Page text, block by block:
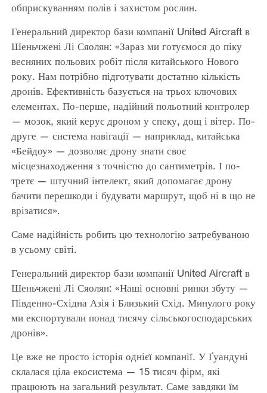
обприскуванням полів і захистом рослин.
Генеральний директор бази компанії United Aircraft в
Шеньчжені Лі Сяолян: «Зараз ми готуємося до піку
весняних польових робіт після китайського Нового
року. Нам потрібно підготувати достатню кількість
дронів. Ефективність базується на трьох ключових
елементах. По-перше, надійний польотний контролер
— мозок, який керує дроном у спеку, дощ і вітер. По-
друге — система навігації — наприклад, китайська
«Бейдоу» — дозволяє дрону знати своє
місцезнаходження з точністю до сантиметрів. І по-
третє — штучний інтелект, який допомагає дрону
бачити перешкоди і будувати маршрут, щоб ні в що не
врізатися».
Саме надійність робить цю технологію затребуваною
в усьому світі.
Генеральний директор бази компанії United Aircraft в
Шеньчжені Лі Сяолян: «Наші основні ринки збуту —
Південно-Східна Азія і Близький Схід. Минулого року
ми експортували понад тисячу сільськогосподарських
дронів».
Це вже не просто історія однієї компанії. У Ґуандуні
склалася ціла екосистема — 15 тисяч фірм, які
працюють на загальний результат. Саме завдяки їм